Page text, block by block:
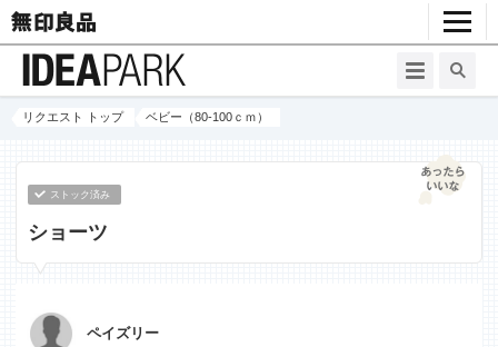
リクエスト トップ ベビー（80-100ｃｍ）
ストック済み
ショーツ
ペイズリー